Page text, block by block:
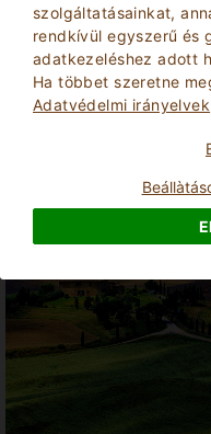
szolgáltatásainkat,
rendkívül egyszerű és
adatkezeléshez adott
Ha többet szeretne
Adatvédelmi irányelvek
Homepage Residence
Residence - Sassari,